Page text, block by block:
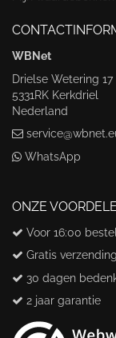
WBNet
Drielse Wetering 17
5331RK Kerkdriel
Nederland
WhatsApp
ONZE
Voor 16:00
Gratis
30 dagen
2 jaar garantie